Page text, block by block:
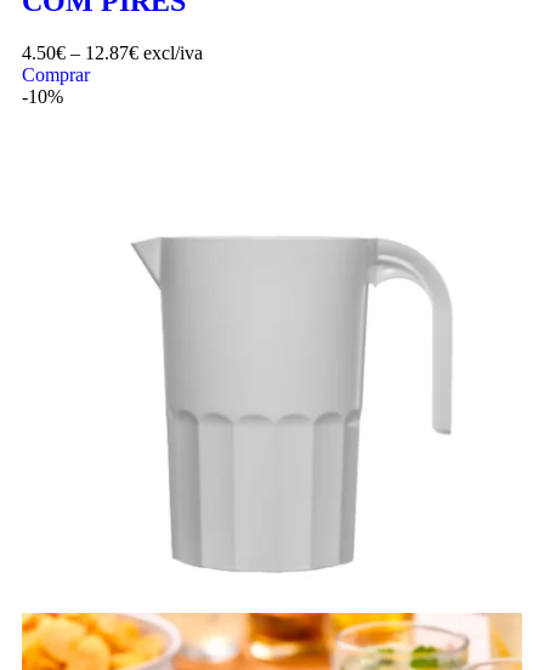
4.50€ – 12.87€ excl/iva
Comprar
-10%